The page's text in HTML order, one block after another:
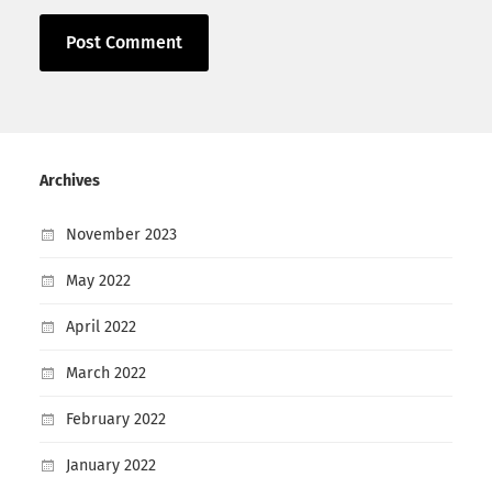
Archives
November 2023
May 2022
April 2022
March 2022
February 2022
January 2022